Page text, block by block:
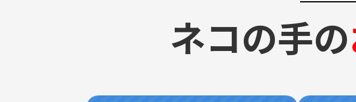
ネコの手の